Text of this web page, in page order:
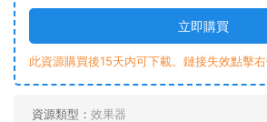
立即購買
此資源購買後15天内可下載。鏈接失效點擊
資源類型： 效果器